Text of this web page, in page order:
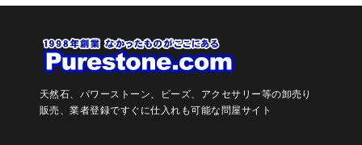
天然石、パワーストーン、ビーズ、アクセサリー等の卸売り
販売、業者登録ですぐに仕入れも可能な問屋サイト